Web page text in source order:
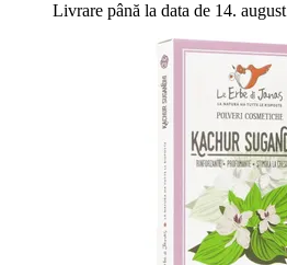
Livrare până la data de 14. august